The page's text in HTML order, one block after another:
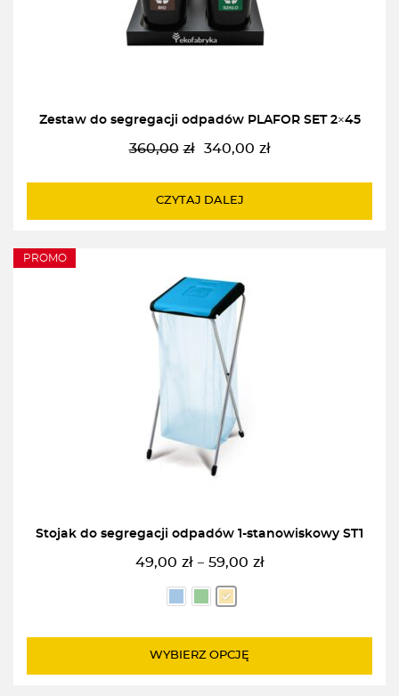
Zestaw do segregacji odpadów PLAFOR SET 2×45
360,00 zł
Pierwotna
wynosiła:
340,00 zł
Aktualna
wynosi:
CZYTAJ DALEJ
PROMO
Stojak do segregacji odpadów 1-stanowiskowy ST1
49,00 zł – 59,00 zł
Zakres
cen:
od
do
WYBIERZ OPCJĘ